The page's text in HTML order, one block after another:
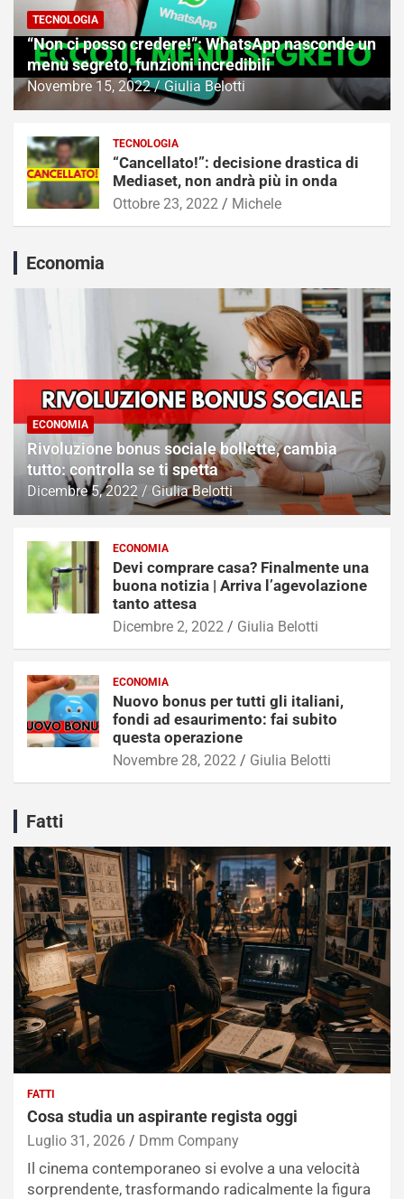
TECNOLOGIA
“Non ci posso credere!”: WhatsApp nasconde un
menù segreto, funzioni incredibili
Novembre 15, 2022 Giulia Belotti
TECNOLOGIA
“Cancellato!”: decisione drastica di
Mediaset, non andrà più in onda
Ottobre 23, 2022 Michele
Economia
ECONOMIA
Rivoluzione bonus sociale bollette, cambia
tutto: controlla se ti spetta
Dicembre 5, 2022 Giulia Belotti
ECONOMIA
Devi comprare casa? Finalmente una
buona notizia | Arriva l’agevolazione
tanto attesa
Dicembre 2, 2022 Giulia Belotti
ECONOMIA
Nuovo bonus per tutti gli italiani,
fondi ad esaurimento: fai subito
questa operazione
Novembre 28, 2022 Giulia Belotti
Fatti
FATTI
Cosa studia un aspirante regista oggi
Luglio 31, 2026 Dmm Company
Il cinema contemporaneo si evolve a una velocità
sorprendente, trasformando radicalmente la figura